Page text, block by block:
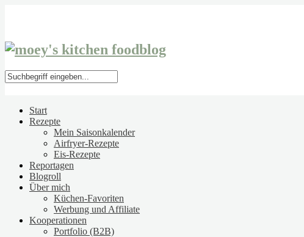
Start
Rezepte
Mein Saisonkalender
Airfryer-Rezepte
Eis-Rezepte
Reportagen
Blogroll
Über mich
Küchen-Favoriten
Werbung und Affiliate
Kooperationen
Portfolio (B2B)